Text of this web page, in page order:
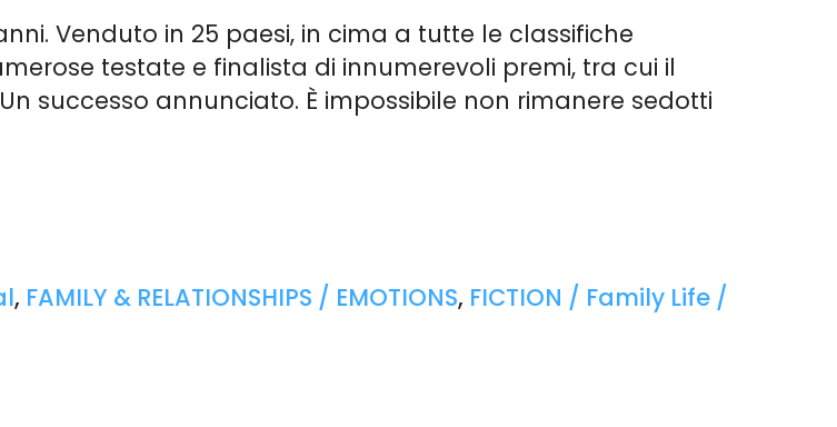
Venduto in 25 paesi, in cima a tutte le classifiche
testate e finalista di innumerevoli premi, tra cui il
Un successo annunciato. È impossibile non rimanere sedotti
, FAMILY & RELATIONSHIPS / EMOTIONS, FICTION / Family Life /